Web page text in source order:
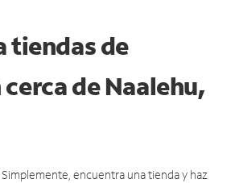
tiendas de
deNaalehu,
encuentra una tienda y haz